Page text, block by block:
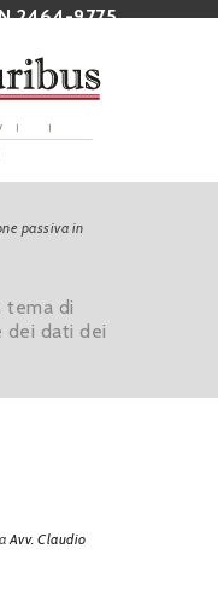
2464-9775
I
passiva in
tema di
dei dati dei
Avv. Claudio